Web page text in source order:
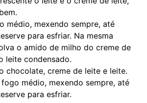
médio, mexendo sempre, até
para esfriar. Na mesma
o amido de milho do creme de
leite condensado.
chocolate, creme de leite e leite.
médio, mexendo sempre, até
para esfriar.